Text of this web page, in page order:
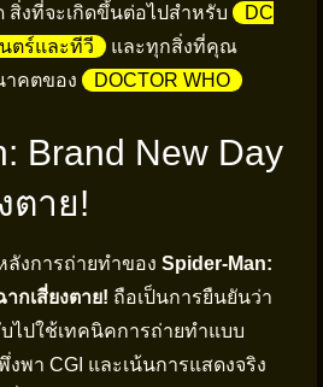
สิ่งที่จะเกิดขึ้นต่อไปสำหรับ
DC
ตร์และทีวี
และทุกสิ่งที่คุณ
าคตของ
DOCTOR WHO
Brand New Day
ตาย!
ลังการถ่ายทำของ Spider-Man:
ากเสี่ยงตาย! ถือเป็นการยืนยันว่า
ไปใช้เทคนิคการถ่ายทำแบบ
พา CGI และเน้นการแสดงจริง